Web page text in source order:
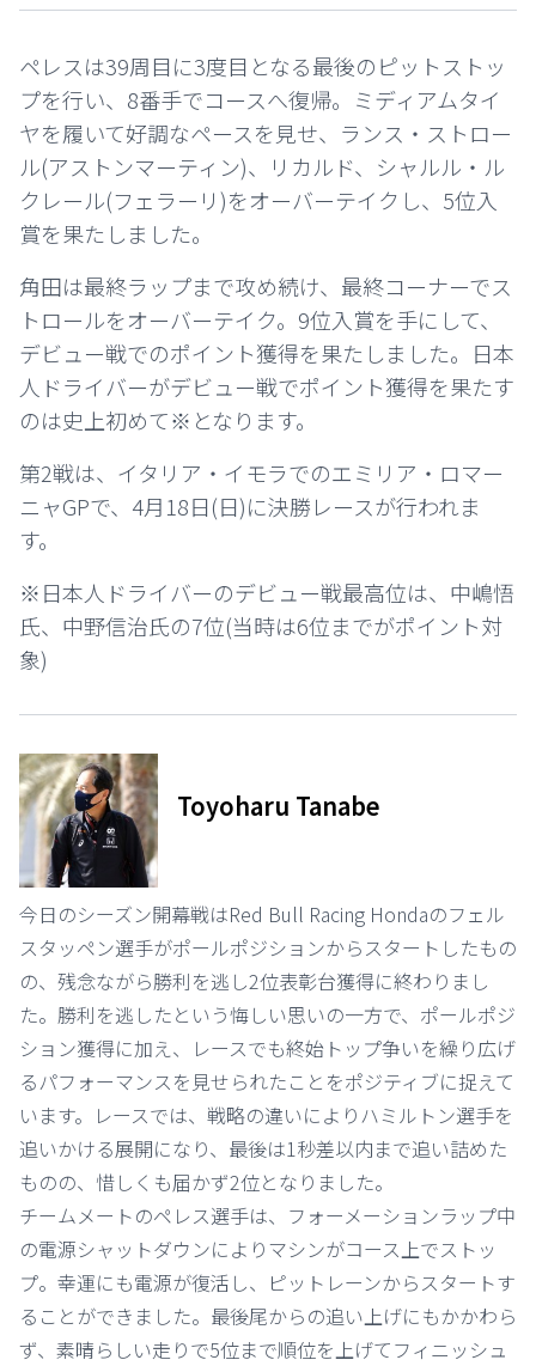
ペレスは39周目に3度目となる最後のピットストッ
プを行い、8番手でコースへ復帰。ミディアムタイ
ヤを履いて好調なペースを見せ、ランス・ストロー
ル(アストンマーティン)、リカルド、シャルル・ル
クレール(フェラーリ)をオーバーテイクし、5位入
賞を果たしました。
角田は最終ラップまで攻め続け、最終コーナーでス
トロールをオーバーテイク。9位入賞を手にして、
デビュー戦でのポイント獲得を果たしました。日本
人ドライバーがデビュー戦でポイント獲得を果たす
のは史上初めて※となります。
第2戦は、イタリア・イモラでのエミリア・ロマー
ニャGPで、4月18日(日)に決勝レースが行われま
す。
※日本人ドライバーのデビュー戦最高位は、中嶋悟
氏、中野信治氏の7位(当時は6位までがポイント対
象)
Toyoharu Tanabe
今日のシーズン開幕戦はRed Bull Racing Hondaのフェル
スタッペン選手がポールポジションからスタートしたもの
の、残念ながら勝利を逃し2位表彰台獲得に終わりまし
た。勝利を逃したという悔しい思いの一方で、ポールポジ
ション獲得に加え、レースでも終始トップ争いを繰り広げ
るパフォーマンスを見せられたことをポジティブに捉えて
います。レースでは、戦略の違いによりハミルトン選手を
追いかける展開になり、最後は1秒差以内まで追い詰めた
ものの、惜しくも届かず2位となりました。
チームメートのペレス選手は、フォーメーションラップ中
の電源シャットダウンによりマシンがコース上でストッ
プ。幸運にも電源が復活し、ピットレーンからスタートす
ることができました。最後尾からの追い上げにもかかわら
ず、素晴らしい走りで5位まで順位を上げてフィニッシュ